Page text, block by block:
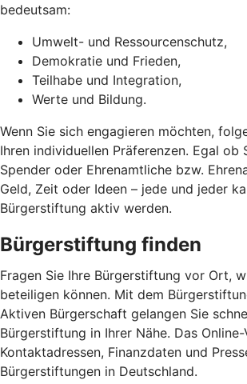
bedeutsam:
Umwelt- und Ressourcenschutz,
Demokratie und Frieden,
Teilhabe und Integration,
Werte und Bildung.
Wenn Sie sich engagieren möchten,
Ihren individuellen Präferenzen. Egal ob
Spender oder Ehrenamtliche bzw.
Geld, Zeit oder Ideen – jede und jeder
Bürgerstiftung aktiv werden.
Bürgerstiftung finden
Fragen Sie Ihre Bürgerstiftung vor Ort,
beteiligen können. Mit dem
Aktiven Bürgerschaft gelangen Sie
Bürgerstiftung in Ihrer Nähe. Das
Kontaktadressen, Finanzdaten und
Bürgerstiftungen in Deutschland.